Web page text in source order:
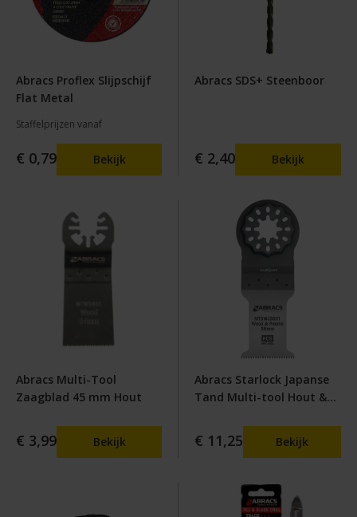
Abracs Proflex Slijpschijf
Flat Metal
Staffelprijzen vanaf
€ 0,79 Bekijk
Abracs SDS+ Steenboor
€ 2,40 Bekijk
Abracs Multi-Tool
Zaagblad 45 mm Hout
€ 3,99 Bekijk
Abracs Starlock Japanse
Tand Multi-tool Hout &
€ 11,25 Bekijk